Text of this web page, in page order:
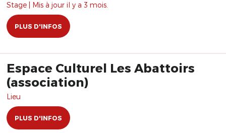
Stage | Mis à jour il y a 3 mois.
PLUS D'INFOS
Espace Culturel Les Abattoirs
(association)
Lieu
PLUS D'INFOS